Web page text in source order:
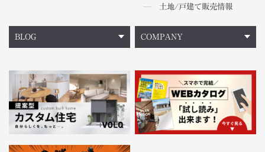
土地/戸建て販売情報
BLOG COMPANY